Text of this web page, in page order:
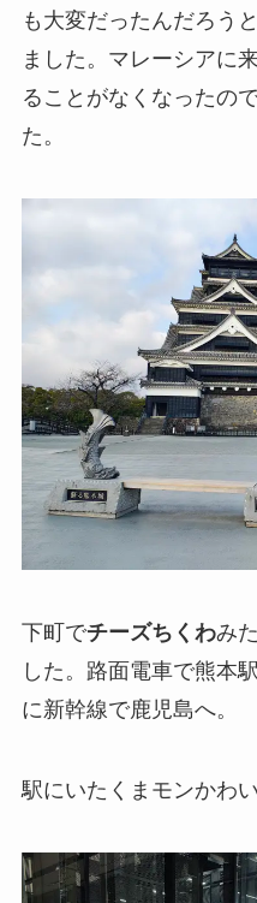
も大変だったんだろう
ました。マレーシアに
ることがなくなったの
た。
下町でチーズちくわみ
した。路面電車で熊本
に新幹線で鹿児島へ。
駅にいたくまモンかわい